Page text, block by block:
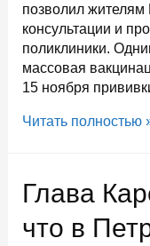
позволил жителям
консультации и
поликлиники.
массовая
15 ноября
9245
на
«Территории
здоровья»
Читать полностью
Глава
что в